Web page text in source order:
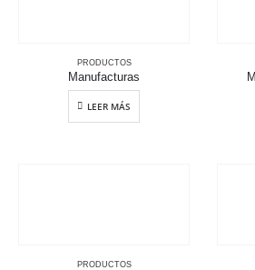
PRODUCTOS
Manufacturas
LEER MÁS
PRODUCTOS